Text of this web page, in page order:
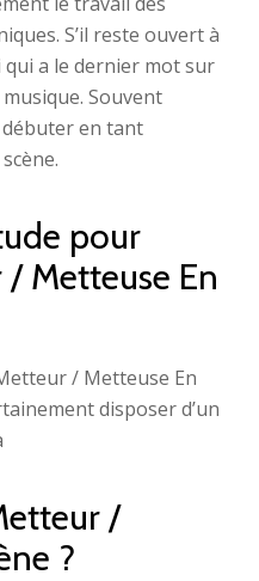
S’il reste ouvert à
qui a le dernier mot sur
Souvent
en tant
pour
Metteuse En
/ Metteuse En
disposer d’un
/
?